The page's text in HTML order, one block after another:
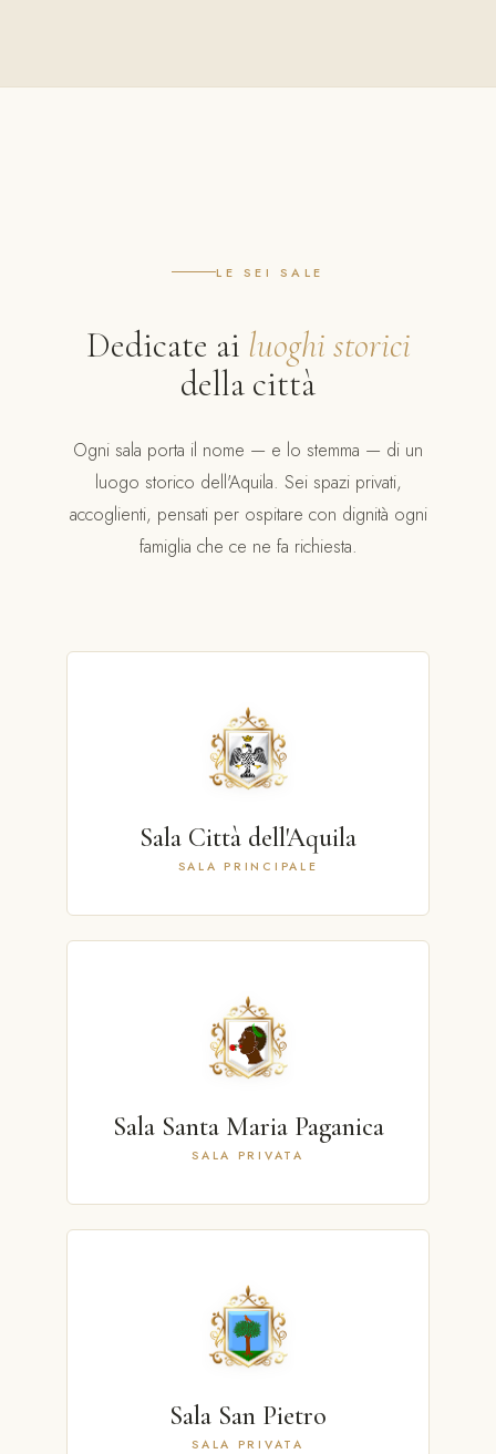
LE SEI SALE
Dedicate ai luoghi storici
della città
Ogni sala porta il nome — e lo stemma — di un
luogo storico dell'Aquila. Sei spazi privati,
accoglienti, pensati per ospitare con dignità ogni
famiglia che ce ne fa richiesta.
Sala Città dell'Aquila
SALA PRINCIPALE
Sala Santa Maria Paganica
SALA PRIVATA
Sala San Pietro
SALA PRIVATA